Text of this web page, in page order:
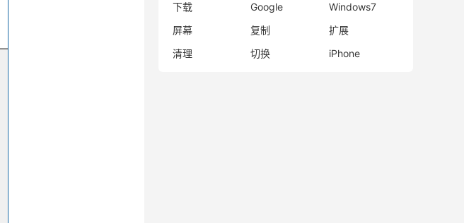
下载
Google
Windows7
屏幕
复制
扩展
清理
切换 iPhone